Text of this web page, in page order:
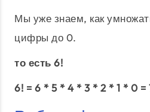
Мы уже знаем, как
цифры до 0.
то есть 6!
6! = 6 * 5 * 4 * 3 * 2 * 1 * 0 =